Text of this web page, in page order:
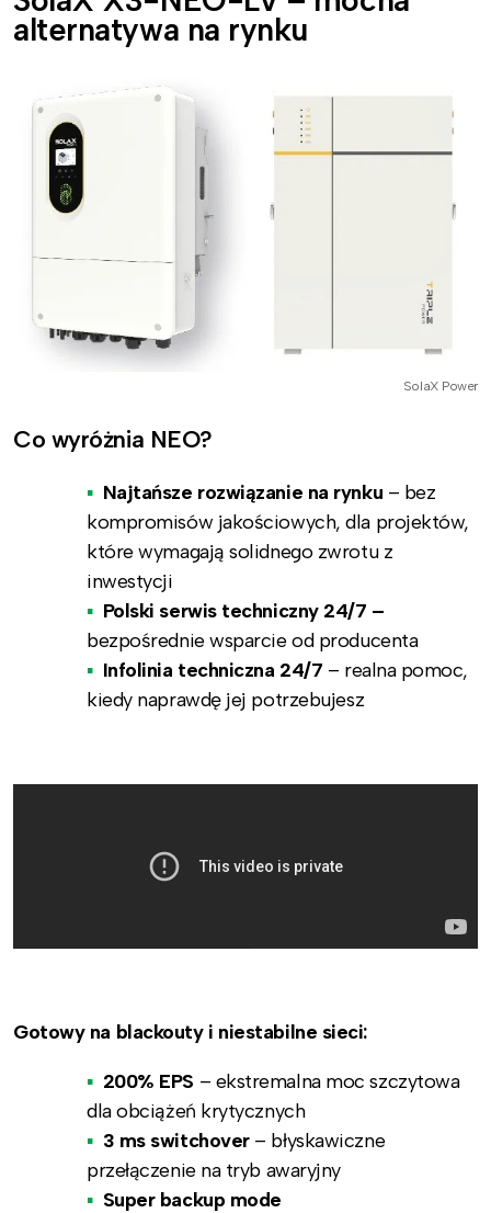
alternatywa na rynku
SolaX Power
Co wyróżnia NEO?
Najtańsze rozwiązanie na rynku – bez
kompromisów jakościowych, dla projektów,
które wymagają solidnego zwrotu z
inwestycji
Polski serwis techniczny 24/7 –
bezpośrednie wsparcie od producenta
Infolinia techniczna 24/7 – realna pomoc,
kiedy naprawdę jej potrzebujesz
Gotowy na blackouty i niestabilne sieci:
200% EPS – ekstremalna moc szczytowa
dla obciążeń krytycznych
3 ms switchover– błyskawiczne
przełączenie na tryb awaryjny
Super backup mode